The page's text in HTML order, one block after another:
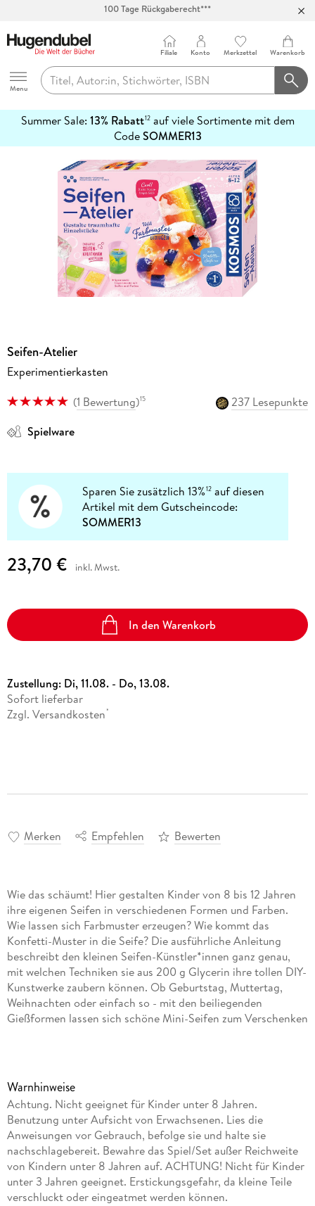
Abholung in über 100 Filialen
Hugendubel
Menu
Filiale Konto Merkzettel Warenkorb
Summer Sale: 13% Rabatt12auf viele Sortimente mit dem
CodeSOMMER13
erfahren
Seifen-Atelier
Experimentierkasten
(1 Bewertung)15
237 Lesepunkte
Spielware
Sparen Sie zusätzlich 13%12 auf diesen
Artikel mit dem Gutscheincode:
SOMMER13
23,70 € inkl. Mwst.
In den Warenkorb
Zustellung: Di, 11.08. - Do, 13.08.
Sofort lieferbar
Zzgl. Versandkosten *
Merken Empfehlen Bewerten
Wie das schäumt! Hier gestalten Kinder von 8 bis 12 Jahren
ihre eigenen Seifen in verschiedenen Formen und Farben.
Wie lassen sich Farbmuster erzeugen? Wie kommt das
Konfetti-Muster in die Seife? Die ausführliche Anleitung
beschreibt den kleinen Seifen-Künstler*innen ganz genau,
mit welchen Techniken sie aus 200 g Glycerin ihre tollen DIY-
Kunstwerke zaubern können. Ob Geburtstag, Muttertag,
Weihnachten oder einfach so - mit den beiliegenden
Gießformen lassen sich schöne Mini-Seifen zum Verschenken
besonders großen Spaß! Ein buntes KOSMOS
Experimentierset für kreative Köpfe.
Warnhinweise
Achtung. Nicht geeignet für Kinder unter 8 Jahren.
Benutzung unter Aufsicht von Erwachsenen. Lies die
Anweisungen vor Gebrauch, befolge sie und halte sie
nachschlagebereit. Bewahre das Spiel/Set außer Reichweite
von Kindern unter 8 Jahren auf. ACHTUNG! Nicht für Kinder
unter 3 Jahren geeignet. Erstickungsgefahr, da kleine Teile
verschluckt oder eingeatmet werden können.